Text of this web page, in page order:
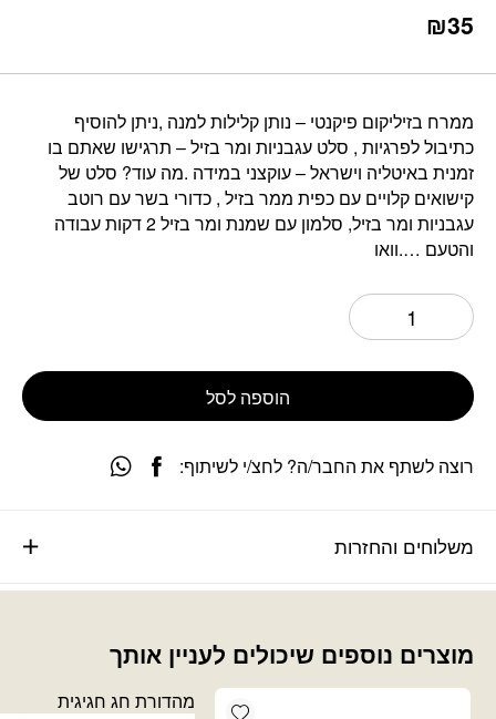
₪35
ממרח בזיליקום פיקנטי – נותן קלילות למנה ,ניתן להוסיף
כתיבול לפרגיות , סלט עגבניות ומר בזיל – תרגישו שאתם בו
זמנית באיטליה וישראל – עוקצני במידה .מה עוד? סלט של
קישואים קלויים עם כפית ממר בזיל , כדורי בשר עם רוטב
עגבניות ומר בזיל, סלמון עם שמנת ומר בזיל 2 דקות עבודה
והטעם ….וואו
הוספה לסל
משלוחים והחזרות
רוצה לשתף את החבר/ה? לחצ/י לשיתוף:
מוצרים נוספים שיכולים לעניין אותך
Add wishlistמהדורת חג חגיגית